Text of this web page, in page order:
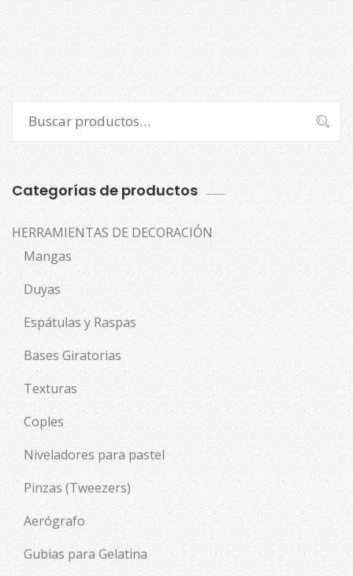
por:
Buscar
Categorías de productos
HERRAMIENTAS DE DECORACIÓN
Mangas
Duyas
Espátulas y Raspas
Bases Giratorias
Texturas
Coples
Niveladores para pastel
Pinzas (Tweezers)
Aerógrafo
Gubias para Gelatina